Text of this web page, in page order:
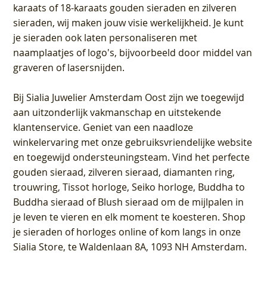
karaats of 18-karaats gouden sieraden en zilveren
sieraden, wij maken jouw visie werkelijkheid. Je kunt
je sieraden ook laten personaliseren met
naamplaatjes of logo's, bijvoorbeeld door middel van
graveren of lasersnijden.
BijSialia Juwelier Amsterdam Oostzijn we toegewijd
aan uitzonderlijk vakmanschap en uitstekende
klantenservice. Geniet van een naadloze
winkelervaring met onze gebruiksvriendelijke website
en toegewijd ondersteuningsteam. Vind het perfecte
gouden sieraad, zilveren sieraad, diamanten ring,
trouwring, Tissot horloge, Seiko horloge, Buddha to
Buddha sieraad of Blush sieraad om de mijlpalen in
je leven te vieren en elk moment te koesteren. Shop
je sieraden of horloges online of kom langs in onze
Sialia Store, te Waldenlaan 8A, 1093 NH Amsterdam.